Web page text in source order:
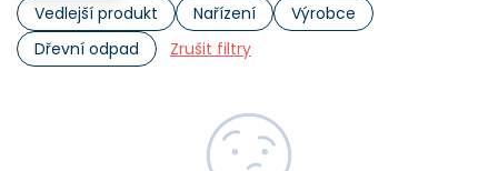
Vedlejší produkt
Nařízení
Výrobce
Dřevní odpad
Zrušit filtry